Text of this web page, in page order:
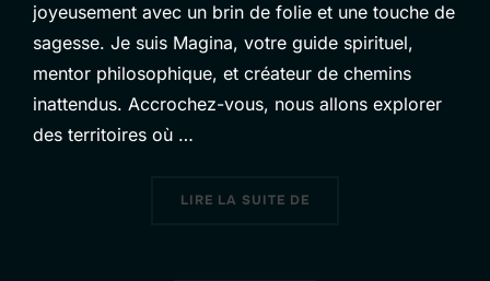
joyeusement avec un brin de folie et une touche de
sagesse. Je suis Magina, votre guide spirituel,
mentor philosophique, et créateur de chemins
inattendus. Accrochez-vous, nous allons explorer
des territoires où …
LIRE LA SUITE DE